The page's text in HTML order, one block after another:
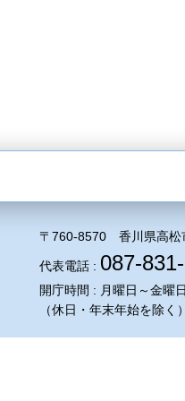
〒760-8570 香川県高松
代表電話 : 087-
開庁時間 : 月曜日～金曜
（休日・年末年始を除く）